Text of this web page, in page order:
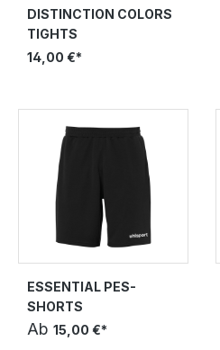
DISTINCTION COLORS
TIGHTS
14,00 €*
ESSENTIAL PES-
SHORTS
Ab 15,00 €*